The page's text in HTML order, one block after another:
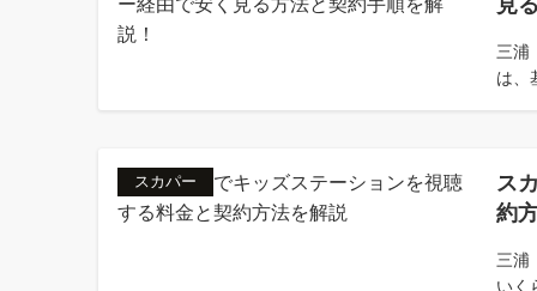
三浦
は、
スカパー
ス
約
三浦
いく